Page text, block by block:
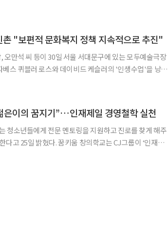
"보편적 문화복지 정책 지속적으로 추진"
만석 씨 등이 30일 서울 서대문구에 있는 모두예술극장
스 퀴블러 로스와 데이비드 케슬러의 '인생수업'을 낭독
은이의 꿈지기”…인재제일 경영철학 실천
청소년들에게 전문 멘토링을 지원하고 진로를 찾게 해주
창의학교는 CJ그룹이 ‘인재제